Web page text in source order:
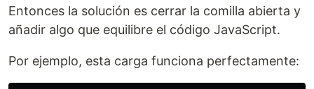
Entonces la solución es cerrar la comilla abierta y
añadir algo que equilibre el código JavaScript.
Por ejemplo, esta carga funciona perfectamente: